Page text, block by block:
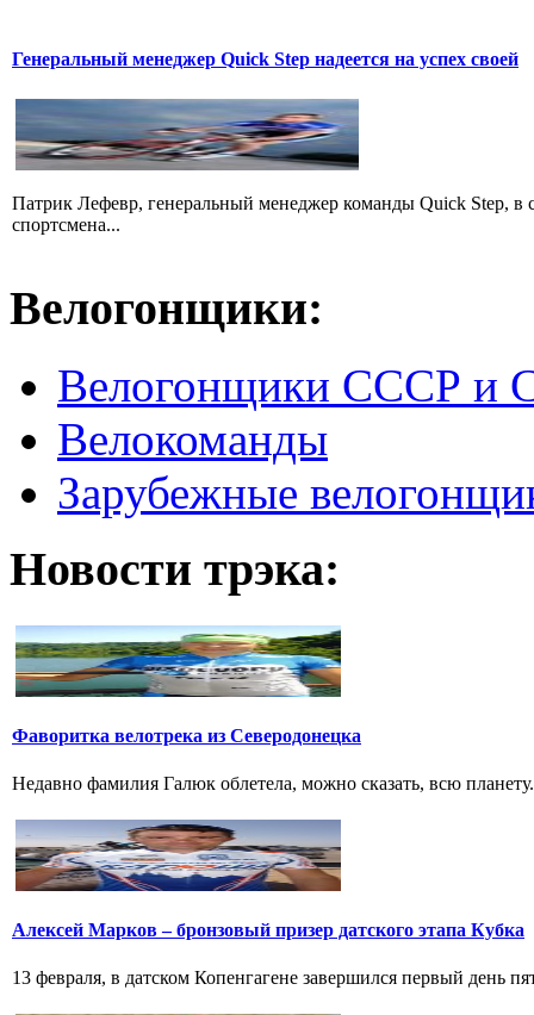
Генеральный менеджер Quick Step надеется на успех своей
Патрик Лефевр, генеральный менеджер команды Quick Step, в
спортсмена...
Велогонщики:
Велогонщики СССР и
Велокоманды
Зарубежные
Новости трэка:
Фаворитка велотрека из Северодонецка
Недавно фамилия Галюк облетела, можно сказать, всю
Алексей Марков – бронзовый призер датского этапа Кубка
13 февраля, в датском Копенгагене завершился первый день